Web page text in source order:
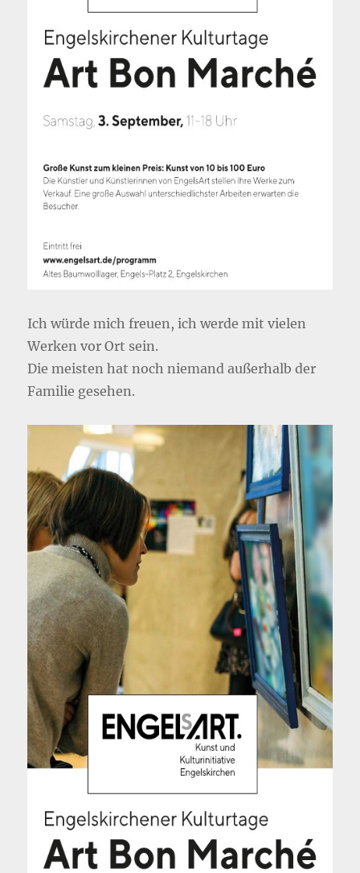
Ich würde mich freuen, ich werde mit vielen
Werken vor Ort sein.
Die meisten hat noch niemand außerhalb der
Familie gesehen.